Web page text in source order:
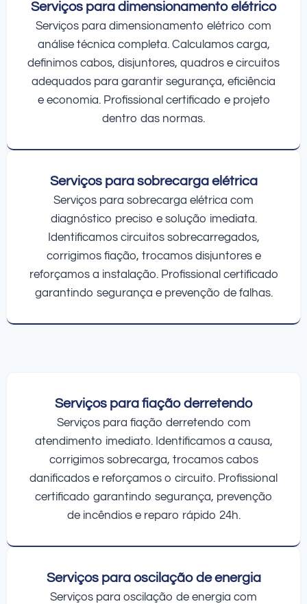
Serviços para dimensionamento elétrico
Serviços para dimensionamento elétrico com
análise técnica completa. Calculamos carga,
definimos cabos, disjuntores, quadros e circuitos
adequados para garantir segurança, eficiência
e economia. Profissional certificado e projeto
dentro das normas.
Serviços para sobrecarga elétrica
Serviços para sobrecarga elétrica com
diagnóstico preciso e solução imediata.
Identificamos circuitos sobrecarregados,
corrigimos fiação, trocamos disjuntores e
reforçamos a instalação. Profissional certificado
garantindo segurança e prevenção de falhas.
Serviços para fiação derretendo
Serviços para fiação derretendo com
atendimento imediato. Identificamos a causa,
corrigimos sobrecarga, trocamos cabos
danificados e reforçamos o circuito. Profissional
certificado garantindo segurança, prevenção
de incêndios e reparo rápido 24h.
Serviços para oscilação de energia
Serviços para oscilação de energia com